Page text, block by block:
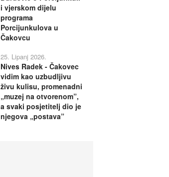
i vjerskom dijelu
programa
Porcijunkulova u
Čakovcu
25. Lipanj 2026.
Nives Radek - Čakovec
vidim kao uzbudljivu
živu kulisu, promenadni
„muzej na otvorenom”,
a svaki posjetitelj dio je
njegova „postava”